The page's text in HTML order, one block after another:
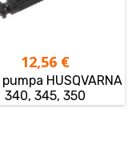
12,56 €
HUSQVARNA
340, 345, 350